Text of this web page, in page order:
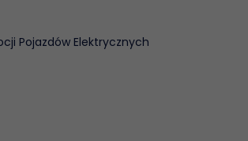
Pojazdów Elektrycznych